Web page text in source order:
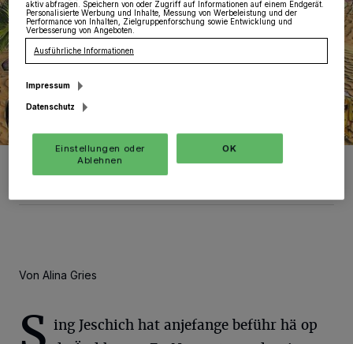
Die Weihnachtsgeschichte prägt die Weihnachtszeit mit ihrem Inhalt.
Foto: Foto: pixabay
Von Alina Gries
ing Jeschich hat anjefange beführ hä op
aktiv abfragen. Speichern von oder Zugriff auf Informationen auf einem Endgerät.
Personalisierte Werbung und Inhalte, Messung von Werbeleistung und der
Performance von Inhalten, Zielgruppenforschung sowie Entwicklung und
Verbesserung von Angeboten.
Ausführliche Informationen
Impressum
Datenschutz
Einstellungen oder
Ablehnen
OK